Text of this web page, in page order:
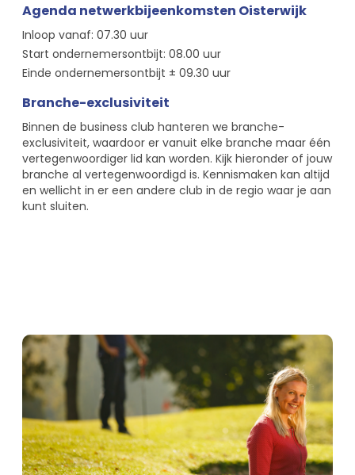
Agenda netwerkbijeenkomsten Oisterwijk
Inloop vanaf: 07.30 uur
Start ondernemersontbijt: 08.00 uur
Einde ondernemersontbijt ± 09.30 uur
Branche-exclusiviteit
Binnen de business club hanteren we branche-
exclusiviteit, waardoor er vanuit elke branche maar één
vertegenwoordiger lid kan worden. Kijk hieronder of jouw
branche al vertegenwoordigd is. Kennismaken kan altijd
en wellicht in er een andere club in de regio waar je aan
kunt sluiten.